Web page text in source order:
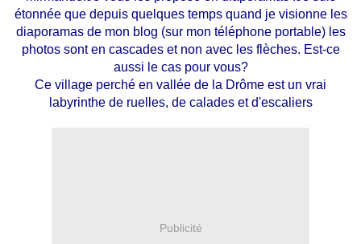
étonnée que depuis quelques temps quand je visionne les
diaporamas de mon blog (sur mon téléphone portable) les
photos sont en cascades et non avec les flèches. Est-ce
aussi le cas pour vous?
Ce village perché en vallée de la Drôme est un vrai
labyrinthe de ruelles, de calades et d'escaliers
Publicité